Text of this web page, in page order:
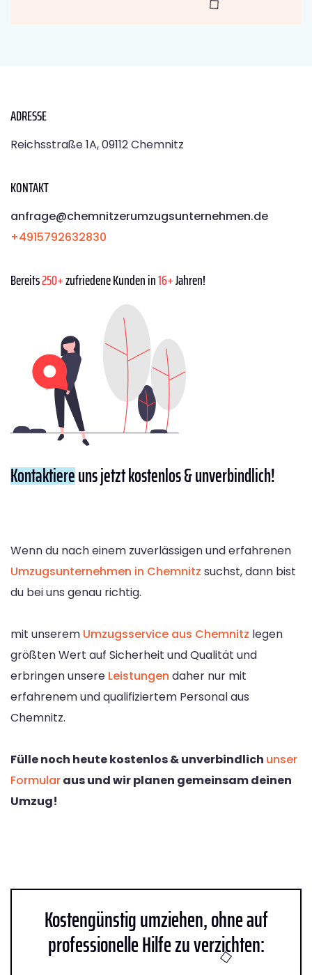
ADRESSE
Reichsstraße 1A, 09112 Chemnitz
KONTAKT
anfrage@chemnitzerumzugsunternehmen.de
+4915792632830
Bereits250+zufriedene Kunden in16+Jahren!
Kontaktiereuns jetzt kostenlos & unverbindlich!
Wenn du nach einem zuverlässigen und erfahrenen
Umzugsunternehmen in Chemnitz suchst, dann bist
du bei uns genau richtig.
mit unserem Umzugsservice aus Chemnitz legen
größten Wert auf Sicherheit und Qualität und
erbringen unsere Leistungen daher nur mit
erfahrenem und qualifiziertem Personal aus
Chemnitz.
Fülle noch heute kostenlos & unverbindlich unser
Formularaus und wir planen gemeinsam deinen
Umzug!
Kostengünstig umziehen, ohne auf
professionelle Hilfe zu verzichten: